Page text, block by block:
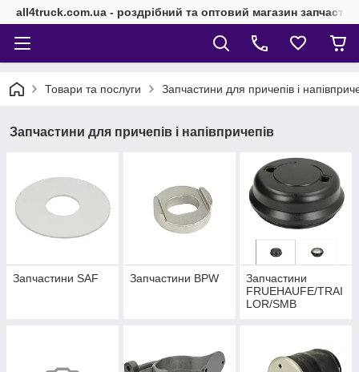
all4truck.com.ua - роздрібний та оптовий магазин
Товари та послуги Запчастини для причепів і
Запчастини для причепів і напівпричепів
Запчастини SAF Запчастини BPW
Запчастини
FRUEHAUFE/TRAI
LOR/SMB